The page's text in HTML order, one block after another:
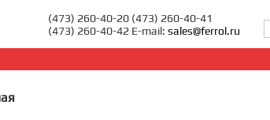
(473) 260-40-20 (473) 260-40-41
(473) 260-40-42 E-mail: sales@ferrol.ru